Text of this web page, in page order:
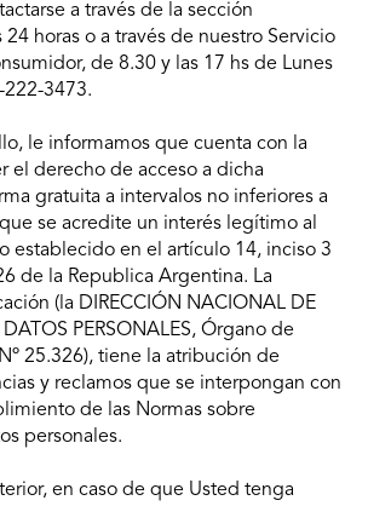
a través de la sección
24 horas o a través de nuestro Servicio
de 8.30 y las 17 hs de Lunes
222-3473.
le informamos que cuenta con la
el derecho de acceso a dicha
gratuita a intervalos no inferiores a
se acredite un interés legítimo al
establecido en el artículo 14, inciso 3
de la Republica Argentina. La
(la DIRECCIÓN NACIONAL DE
PERSONALES, Órgano de
25.326), tiene la atribución de
y reclamos que se interpongan con
de las Normas sobre
personales.
en caso de que Usted tenga